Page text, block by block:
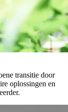
transitie door
oplossingen en